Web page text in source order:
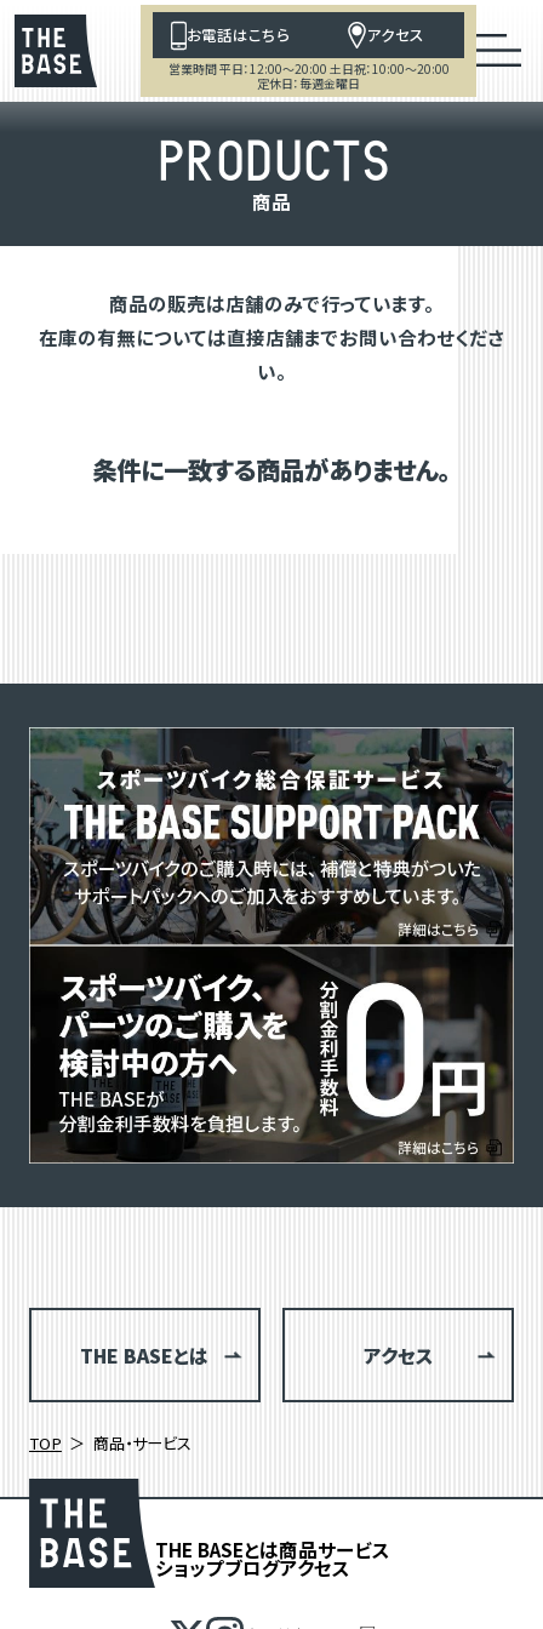
お電話はこちら アクセス
営業時間 平日：12:00～20:00 土日祝：10:00～20:00
定休日：毎週金曜日
PRODUCTS
商品
商品の販売は店舗のみで行っています。
在庫の有無については直接店舗までお問い合わせくださ
い。
条件に一致する商品がありません。
THE BASEとは アクセス
TOP 商品・サービス
THE BASEとは商品サービス
ショップブログアクセス